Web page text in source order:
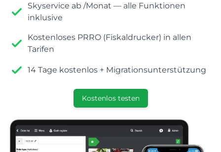
Lagerbuchhaltung
Einnahmen, Abschreibungen und Inventar
Statistiken
ABC-Analyse, Produktbewegung, Berichte
Sicherheit
Zugangsrechte, gefährliche Operationen
Küchenschirm
Arbeiten mit Bestellungen über den Bildschirm
Pizzeria
Sushi-Bar
Fastfood
Imbisswagen
Skyservice ab /Monat — alle Funktionen
inklusive
Kostenloses PRRO (Fiskaldrucker) in allen
Tarifen
14 Tage kostenlos + Migrationsunterstützung
Kostenlos testen